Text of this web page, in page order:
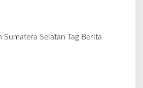
Sumatera Selatan Tag Berita